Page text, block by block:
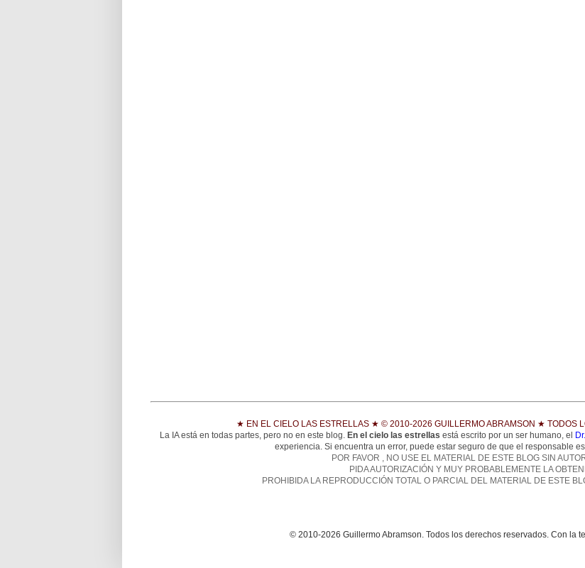
★ EN EL CIELO LAS ESTRELLAS ★ © 2010-2026 GUILLERMO ABRAMSON ★ TODOS
La IA está en todas partes, pero no en este blog. En el cielo las estrellas está escrito por un ser humano, el
experiencia. Si encuentra un error, puede estar seguro de que el responsable
POR FAVOR , NO USE EL MATERIAL DE ESTE BLOG SIN
PIDA AUTORIZACIÓN Y MUY PROBABLEMENTE LA
PROHIBIDA LA REPRODUCCIÓN TOTAL O PARCIAL DEL MATERIAL DE ESTE
© 2010-2026 Guillermo Abramson. Todos los derechos reservados. Con la